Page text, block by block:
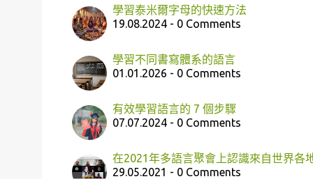
學習泰米爾字母的快速方法
19.08.2024 - 0 Comments
學習不同書寫體系的語言
01.01.2026 - 0 Comments
有效學習語言的 7 個步驟
07.07.2024 - 0 Comments
在2021年多語言聚會上認識來自世界各
29.05.2021 - 0 Comments